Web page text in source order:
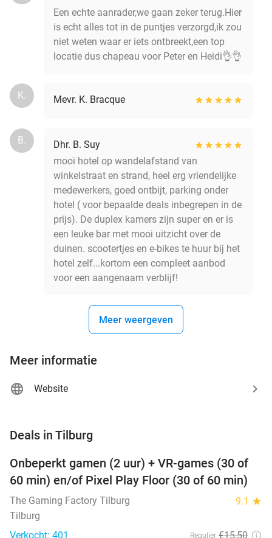
Een echte aanrader,we gaan zeker terug.Hier
is echt alles tot in de puntjes verzorgd,ik zou
niet weten waar er iets ontbreekt,een top
locatie dus chapeau voor Peter en Heidi👌👌
K. Mevr. K. Bracque
B.
Dhr. B. Suy
mooi hotel op wandelafstand van
winkelstraat en strand, heel erg vriendelijke
medewerkers, goed ontbijt, parking onder
hotel ( voor bepaalde deals inbegrepen in de
prijs). De duplex kamers zijn super en er is
een leuke bar met mooi uitzicht over de
duinen. scootertjes en e-bikes te huur bij het
hotel zelf...kortom een compleet aanbod
voor een aangenaam verblijf!
Meer weergeven
Meer informatie
Website
Deals in Tilburg
49%
Onbeperkt gamen (2 uur) + VR-games (30 of
60 min) en/of Pixel Play Floor (30 of 60 min)
The Gaming Factory Tilburg 9.1 star
Tilburg
Verkocht: 401
Regulier €15,50